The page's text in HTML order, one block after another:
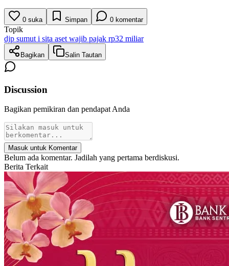
0 suka Simpan 0 komentar
Topik
djp sumut i sita aset wajib pajak rp32 miliar
Bagikan Salin Tautan
Discussion
Bagikan pemikiran dan pendapat Anda
Masuk untuk Komentar
Belum ada komentar. Jadilah yang pertama berdiskusi.
Berita Terkait